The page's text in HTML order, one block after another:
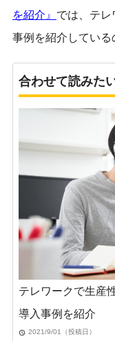
を紹介』 では、テレ
事例を紹介している
合わせて読みた
テレワークで生産
導入事例を紹介
2021/9/01（投稿日）